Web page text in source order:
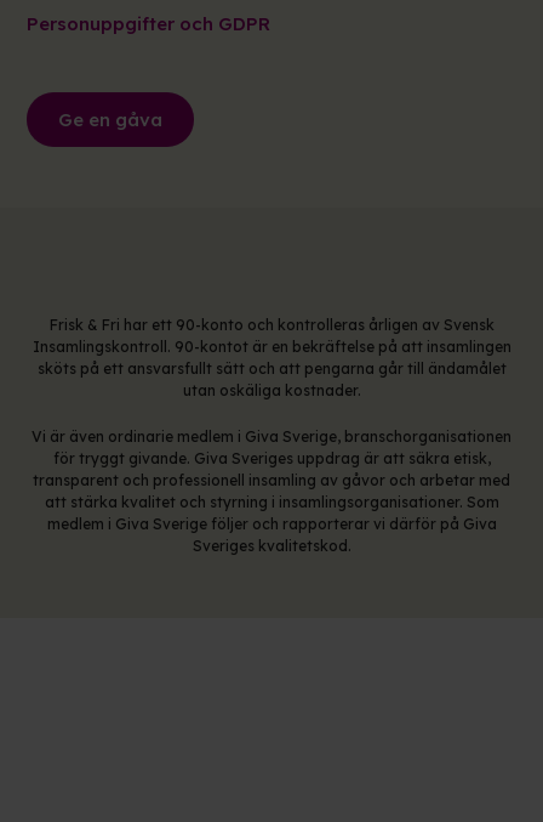
Personuppgifter och GDPR
Ge en gåva
Frisk & Fri har ett 90-konto och kontrolleras årligen av Svensk
Insamlingskontroll. 90-kontot är en bekräftelse på att insamlingen
sköts på ett ansvarsfullt sätt och att pengarna går till ändamålet
utan oskäliga kostnader.
Vi är även ordinarie medlem i Giva Sverige, branschorganisationen
för tryggt givande. Giva Sveriges uppdrag är att säkra etisk,
transparent och professionell insamling av gåvor och arbetar med
att stärka kvalitet och styrning i insamlingsorganisationer. Som
medlem i Giva Sverige följer och rapporterar vi därför på Giva
Sveriges kvalitetskod.